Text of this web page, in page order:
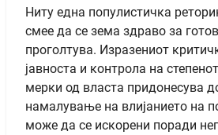
Ниту една популистичка
смее да се зема здраво за
проголтува. Изразениот
јавноста и контрола на
мерки од власта придонесува
намалување на влијанието на
може да се искорени поради